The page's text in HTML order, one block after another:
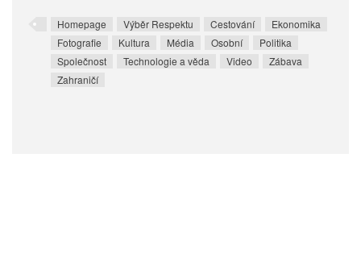
Homepage Výběr Respektu Cestování
Ekonomika
Fotografie
Kultura Média Osobní
Politika
Společnost
Technologie a věda Video
Zábava
Zahraničí